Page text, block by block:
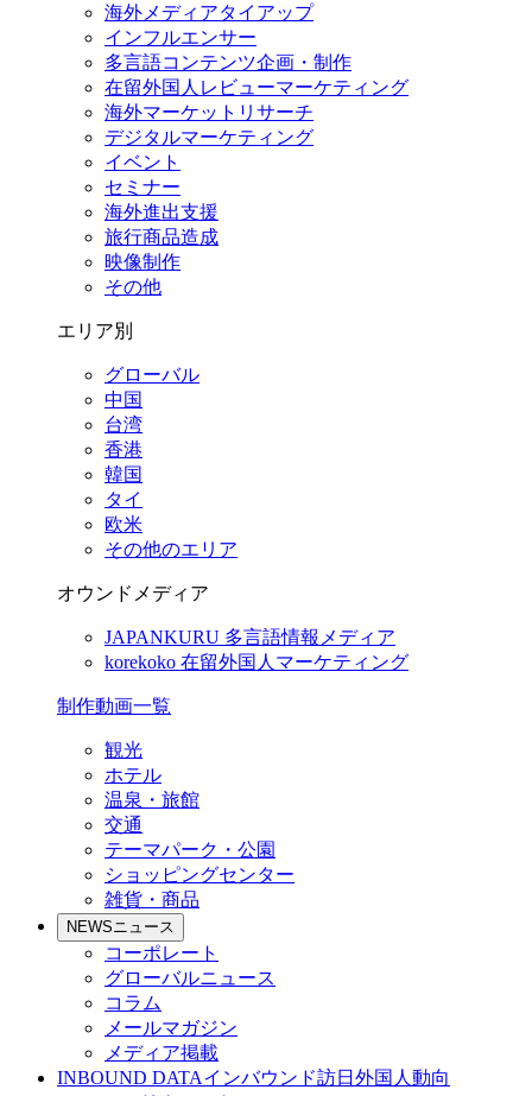
海外メディアタイアップ
インフルエンサー
多言語コンテンツ企画・制作
在留外国⼈レビューマーケティング
海外マーケットリサーチ
デジタルマーケティング
イベント
セミナー
海外進出支援
旅行商品造成
映像制作
その他
エリア別
グローバル
中国
台湾
香港
韓国
タイ
欧米
その他のエリア
オウンドメディア
JAPANKURU 多言語情報メディア
korekoko 在留外国人マーケティング
制作動画一覧
観光
ホテル
温泉・旅館
交通
テーマパーク・公園
ショッピングセンター
雑貨・商品
NEWSニュース
コーポレート
グローバルニュース
コラム
メールマガジン
メディア掲載
INBOUND DATAインバウンド訪日外国人動向